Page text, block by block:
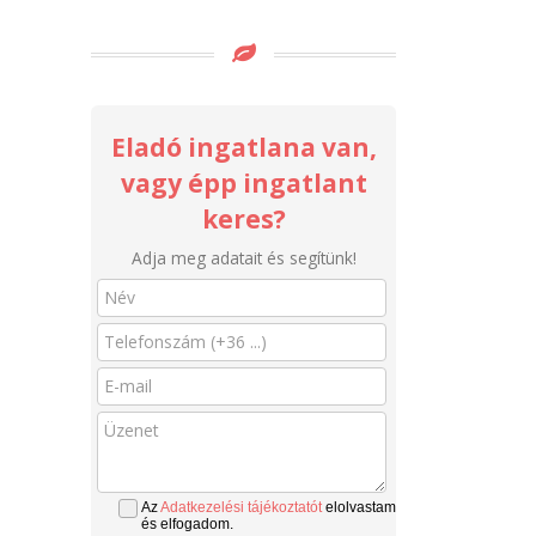
Eladó ingatlana van,
vagy épp ingatlant
keres?
Adja meg adatait és segítünk!
AzAdatkezelési tájékoztatótelolvastam
és elfogadom.